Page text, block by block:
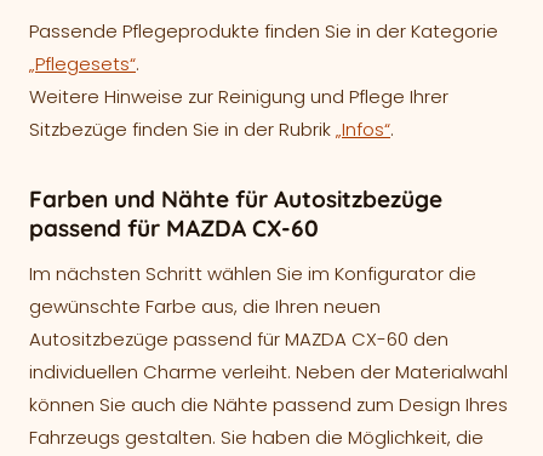
Passende Pflegeprodukte finden Sie in der Kategorie
„Pflegesets“.
Weitere Hinweise zur Reinigung und Pflege Ihrer
Sitzbezüge finden Sie in der Rubrik„Infos“.
Farben und Nähte für Autositzbezüge
passend für MAZDA CX-60
Im nächsten Schritt wählen Sie im Konfigurator die
gewünschte Farbe aus, die Ihren neuen
Autositzbezüge passend für MAZDA CX-60 den
individuellen Charme verleiht. Neben der Materialwahl
können Sie auch die Nähte passend zum Design Ihres
Fahrzeugs gestalten. Sie haben die Möglichkeit, die